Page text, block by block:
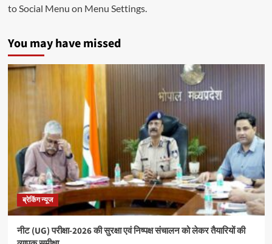
to Social Menu on Menu Settings.
You may have missed
ब्रेकिंग न्यूज
नीट (UG) परीक्षा-2026 की सुरक्षा एवं निष्पक्ष संचालन को लेकर तैयारियों की